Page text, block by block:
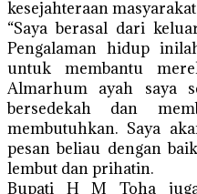
kesejahteraan
“Saya berasal dari
Pengalaman hidup
untuk membantu
Almarhum ayah saya
bersedekah dan
membutuhkan. Saya
pesan beliau dengan
lembut dan prihatin.
Bupati H M Toha